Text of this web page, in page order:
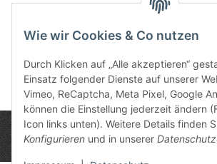
Dragons - Postkarte TCG
Wie wir Cookies & Co nutzen
Durch Klicken auf „Alle akzeptieren“
Einsatz folgender Dienste auf unserer
Vimeo, ReCaptcha, Meta Pixel, Google
können die Einstellung jederzeit ändern
Icon links unten). Weitere Details finden
Konfigurieren und in unserer